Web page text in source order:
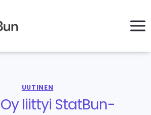
UUTINEN
liittyi StatBun-